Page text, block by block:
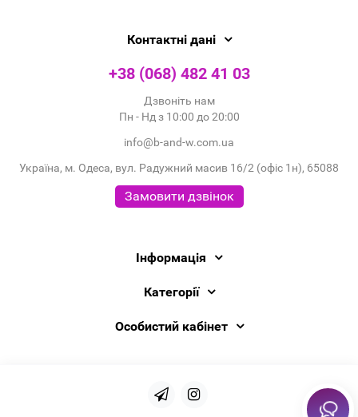
Контактні дані
+38 (068) 482 41 03
Дзвоніть нам
Пн - Нд з 10:00 до 20:00
info@b-and-w.com.ua
Україна, м. Одеса, вул. Радужний масив 16/2 (офіс 1н), 65088
Замовити дзвінок
Інформація
Категорії
Особистий кабінет